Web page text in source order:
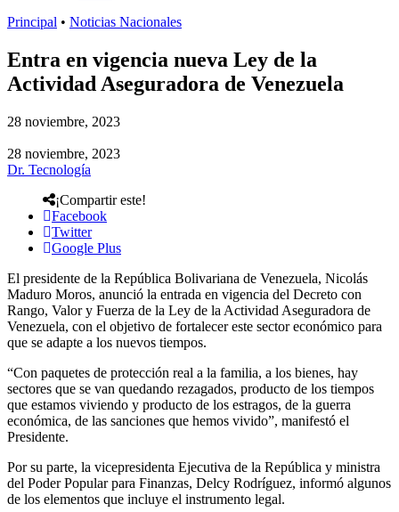
Principal • Noticias Nacionales
Entra en vigencia nueva Ley de la
Actividad Aseguradora de Venezuela
28 noviembre, 2023
28 noviembre, 2023
Dr. Tecnología
¡Compartir este!
Facebook
Twitter
Google Plus
El presidente de la República Bolivariana de Venezuela, Nicolás
Maduro Moros, anunció la entrada en vigencia del Decreto con
Rango, Valor y Fuerza de la Ley de la Actividad Aseguradora de
Venezuela, con el objetivo de fortalecer este sector económico para
que se adapte a los nuevos tiempos.
“Con paquetes de protección real a la familia, a los bienes, hay
sectores que se van quedando rezagados, producto de los tiempos
que estamos viviendo y producto de los estragos, de la guerra
económica, de las sanciones que hemos vivido”, manifestó el
Presidente.
Por su parte, la vicepresidenta Ejecutiva de la República y ministra
del Poder Popular para Finanzas, Delcy Rodríguez, informó algunos
de los elementos que incluye el instrumento legal.